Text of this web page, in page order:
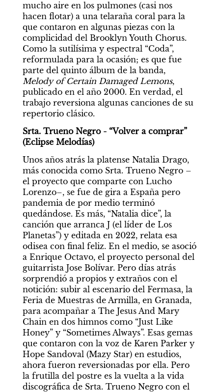
mucho aire en los pulmones (casi nos
hacen flotar) a una telaraña coral para la
que contaron en algunas piezas con la
complicidad del Brooklyn Youth Chorus.
Como la sutilísima y espectral “Coda”,
reformulada para la ocasión; es que fue
parte del quinto álbum de la banda,
Melody of Certain Damaged Lemons,
publicado en el año 2000. En verdad, el
trabajo reversiona algunas canciones de su
repertorio clásico.
Srta. Trueno Negro - “Volver a comprar”
(Eclipse Melodías)
Unos años atrás la platense Natalia Drago,
más conocida como Srta. Trueno Negro –
el proyecto que comparte con Lucho
Lorenzo–, se fue de gira a España pero
pandemia de por medio terminó
quedándose. Es más, “Natalia dice”, la
canción que arranca J (el líder de Los
Planetas”) y editada en 2022, relata esa
odisea con final feliz. En el medio, se asoció
a Enrique Octavo, el proyecto personal del
guitarrista Jose Bolívar. Pero días atrás
sorprendió a propios y extraños con el
notición: subir al escenario del Fermasa, la
Feria de Muestras de Armilla, en Granada,
para acompañar a The Jesus And Mary
Chain en dos himnos como “Just Like
Honey” y “Sometimes Always”. Esas gemas
que contaron con la voz de Karen Parker y
Hope Sandoval (Mazy Star) en estudios,
ahora fueron reversionadas por ella. Pero
la frutilla del postre es la vuelta a la vida
discográfica de Srta. Trueno Negro con el